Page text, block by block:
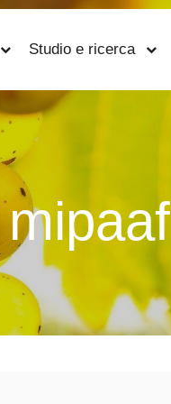
Studio e ricerca
mipaaf